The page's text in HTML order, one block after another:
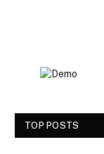
TOP POSTS